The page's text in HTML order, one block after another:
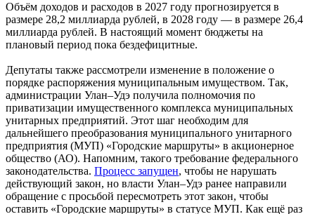
Объём доходов и расходов в 2027 году прогнозируется в
размере 28,2 миллиарда рублей, в 2028 году — в размере 26,4
миллиарда рублей. В настоящий момент бюджеты на
плановый период пока бездефицитные.
Депутаты также рассмотрели изменение в положение о
порядке распоряжения муниципальным имуществом. Так,
администрации Улан–Удэ получила полномочия по
приватизации имущественного комплекса муниципальных
унитарных предприятий. Этот шаг необходим для
дальнейшего преобразования муниципального унитарного
предприятия (МУП) «Городские маршруты» в акционерное
общество (АО). Напомним, такого требование федерального
законодательства. Процесс запущен, чтобы не нарушать
действующий закон, но власти Улан–Удэ ранее направили
обращение с просьбой пересмотреть этот закон, чтобы
оставить «Городские маршруты» в статусе МУП. Как ещё раз